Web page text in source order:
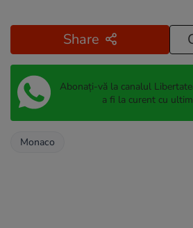
Share
Abonați-vă la canalul
a fi la curent cu
Monaco